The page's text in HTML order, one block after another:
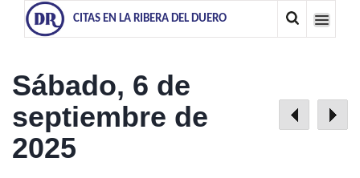
CITAS EN LA RIBERA DEL DUERO
Sábado, 6 de
septiembre de
2025